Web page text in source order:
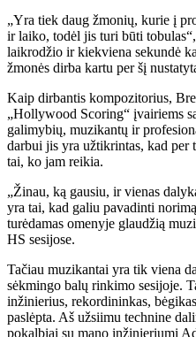
„Yra tiek daug žmonių, kurie į
ir laiko, todėl jis turi būti
laikrodžio ir kiekviena sekundė
žmonės dirba kartu per šį
Kaip dirbantis kompozitorius,
„Hollywood Scoring“ įvairiems
galimybių, muzikantų ir
darbui jis yra užtikrintas, kad per
tai, ko jam reikia.
„Žinau, ką gausiu, ir vienas
yra tai, kad galiu pavadinti
turėdamas omenyje glaudžią
HS sesijose.
Tačiau muzikantai yra tik viena
sėkmingo balų rinkimo sesijoje.
inžinierius, rekordininkas,
paslėpta. Aš užsiimu technine
pokalbiai su mano inžinieriumi